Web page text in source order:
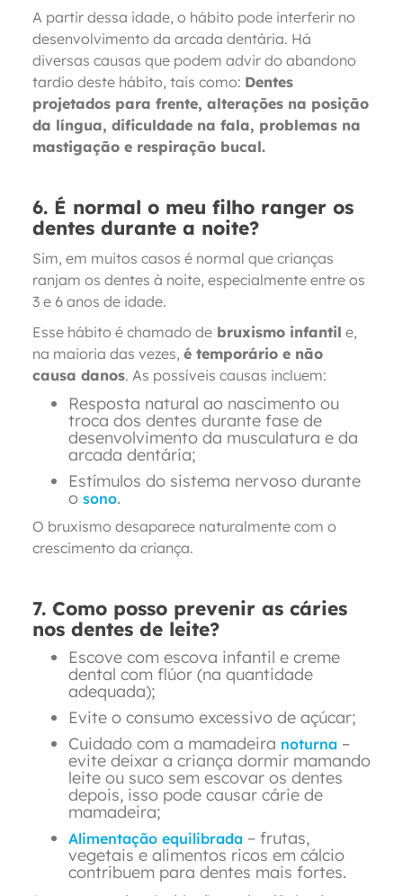
A partir dessa idade, o hábito pode interferir no
desenvolvimento da arcada dentária. Há
diversas causas que podem advir do abandono
tardio deste hábito, tais como: Dentes
projetados para frente, alterações na posição
da língua, dificuldade na fala, problemas na
mastigação e respiração bucal.
6. É normal o meu filho ranger os
dentes durante a noite?
Sim, em muitos casos é normal que crianças
ranjam os dentes à noite, especialmente entre os
3 e 6 anos de idade.
Esse hábito é chamado de bruxismo infantil e,
na maioria das vezes, é temporário e não
causa danos. As possíveis causas incluem:
Resposta natural ao nascimento ou
troca dos dentes durante fase de
desenvolvimento da musculatura e da
arcada dentária;
Estímulos do sistema nervoso durante
o sono.
O bruxismo desaparece naturalmente com o
crescimento da criança.
7. Como posso prevenir as cáries
nos dentes de leite?
Escove com escova infantil e creme
dental com flúor (na quantidade
adequada);
Evite o consumo excessivo de açúcar;
Cuidado com a mamadeira noturna –
evite deixar a criança dormir mamando
leite ou suco sem escovar os dentes
depois, isso pode causar cárie de
mamadeira;
Alimentação equilibrada – frutas,
vegetais e alimentos ricos em cálcio
contribuem para dentes mais fortes.